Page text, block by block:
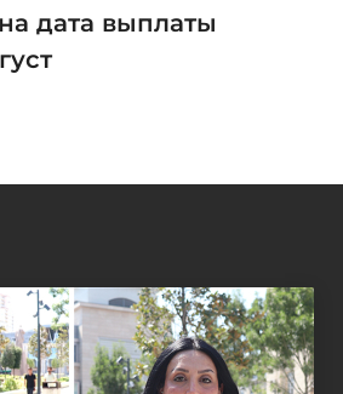
дата выплаты